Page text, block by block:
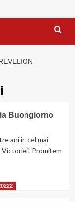
Buongiorno
ani în cel mai
Promitem